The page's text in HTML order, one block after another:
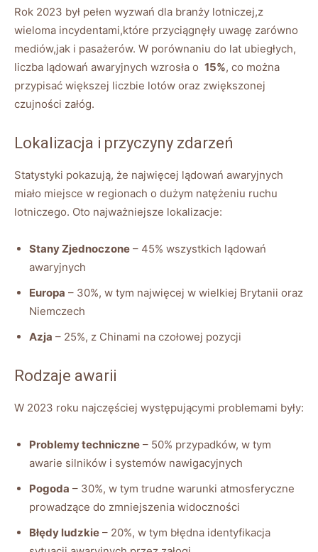
Rok 2023 ⁢był​ pełen wyzwań dla branży lotniczej,z
wieloma incydentami,które przyciągnęły uwagę zarówno⁤
mediów,jak i pasażerów. W porównaniu do lat ubiegłych,
liczba ⁢lądowań awaryjnych wzrosła​ o ‍ 15%, co można
przypisać większej liczbie⁤ lotów oraz ⁤zwiększonej
⁢czujności załóg.
Lokalizacja ⁤i⁣ przyczyny⁣ zdarzeń
Statystyki pokazują,⁣ że najwięcej lądowań awaryjnych
miało‌ miejsce w regionach o dużym natężeniu ⁤ruchu⁣
lotniczego. Oto⁣ najważniejsze lokalizacje:
Stany Zjednoczone ⁤– 45% wszystkich lądowań
awaryjnych
Europa – ⁢30%, w tym najwięcej w wielkiej Brytanii ⁢oraz
Niemczech
Azja – 25%, z Chinami na czołowej⁤ pozycji
Rodzaje ‌awarii
W⁤ 2023 roku najczęściej występującymi problemami były:
Problemy⁤ techniczne – 50% ⁤przypadków, w tym
awarie silników i systemów ​nawigacyjnych
Pogoda – ⁢30%, w tym trudne warunki atmosferyczne
prowadzące ⁢do zmniejszenia widoczności
Błędy ludzkie – 20%, w tym błędna ⁤identyfikacja⁤